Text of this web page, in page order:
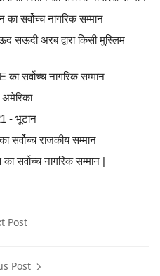
सर्वोच्च नागरिक सम्मान
अरब द्वारा किसी मुस्लिम
सर्वोच्च नागरिक सम्मान
- भूटान
राजकीय सम्मान
नागरिक सम्मान |
Post
Post